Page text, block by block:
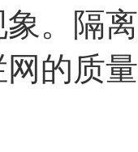
。隔
的质